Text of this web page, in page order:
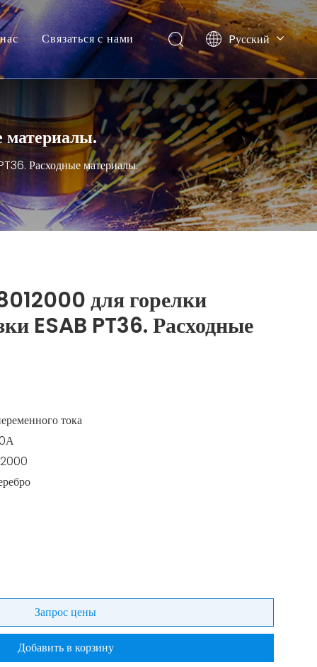
Связаться с нами Pусский
English
материалы.
Расходные материалы.
для горелки
ESAB PT36. Расходные
тока
Запрос цены
Добавить в корзину